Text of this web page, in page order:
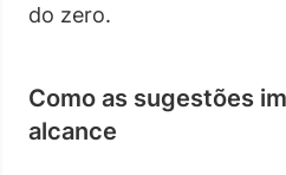
do zero.
Como as sugestões
alcance